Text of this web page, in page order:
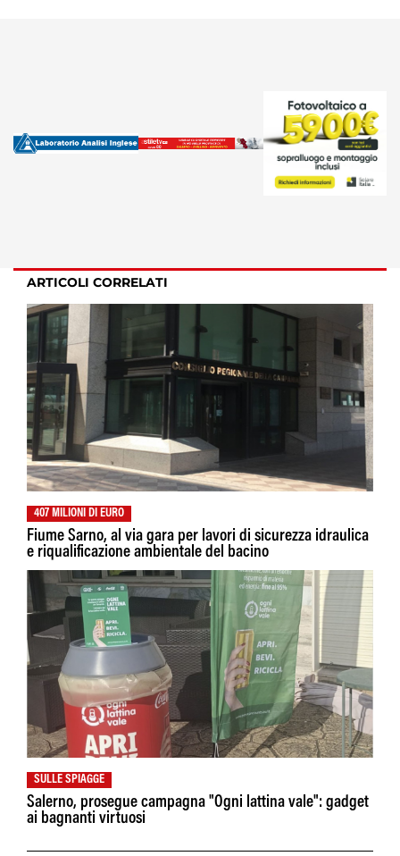
ARTICOLI CORRELATI
407 MILIONI DI EURO
Fiume Sarno, al via gara per lavori di sicurezza idraulica
e riqualificazione ambientale del bacino
SULLE SPIAGGE
Salerno, prosegue campagna "Ogni lattina vale": gadget
ai bagnanti virtuosi